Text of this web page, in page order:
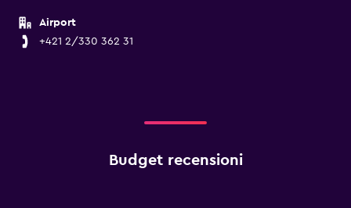
Airport
+421 2/330 362 31
Budget recensioni